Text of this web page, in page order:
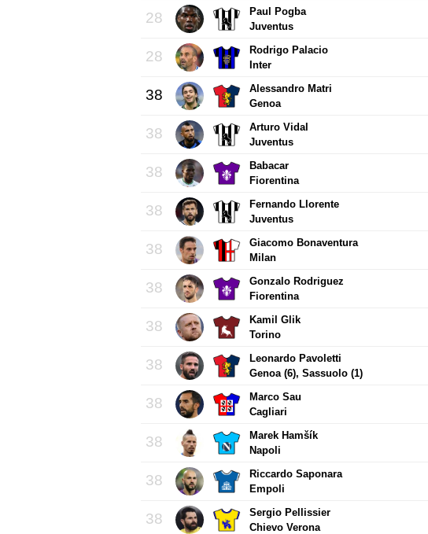
28
Paul Pogba
Juventus
28
Rodrigo Palacio
Inter
38
Alessandro Matri
Genoa
38
Arturo Vidal
Juventus
38
Babacar
Fiorentina
38
Fernando Llorente
Juventus
38
Giacomo Bonaventura
Milan
38
Gonzalo Rodriguez
Fiorentina
38
Kamil Glik
Torino
38
Leonardo Pavoletti
Genoa (6), Sassuolo (1)
38
Marco Sau
Cagliari
38
Marek Hamšík
Napoli
38
Riccardo Saponara
Empoli
38
Sergio Pellissier
Chievo Verona